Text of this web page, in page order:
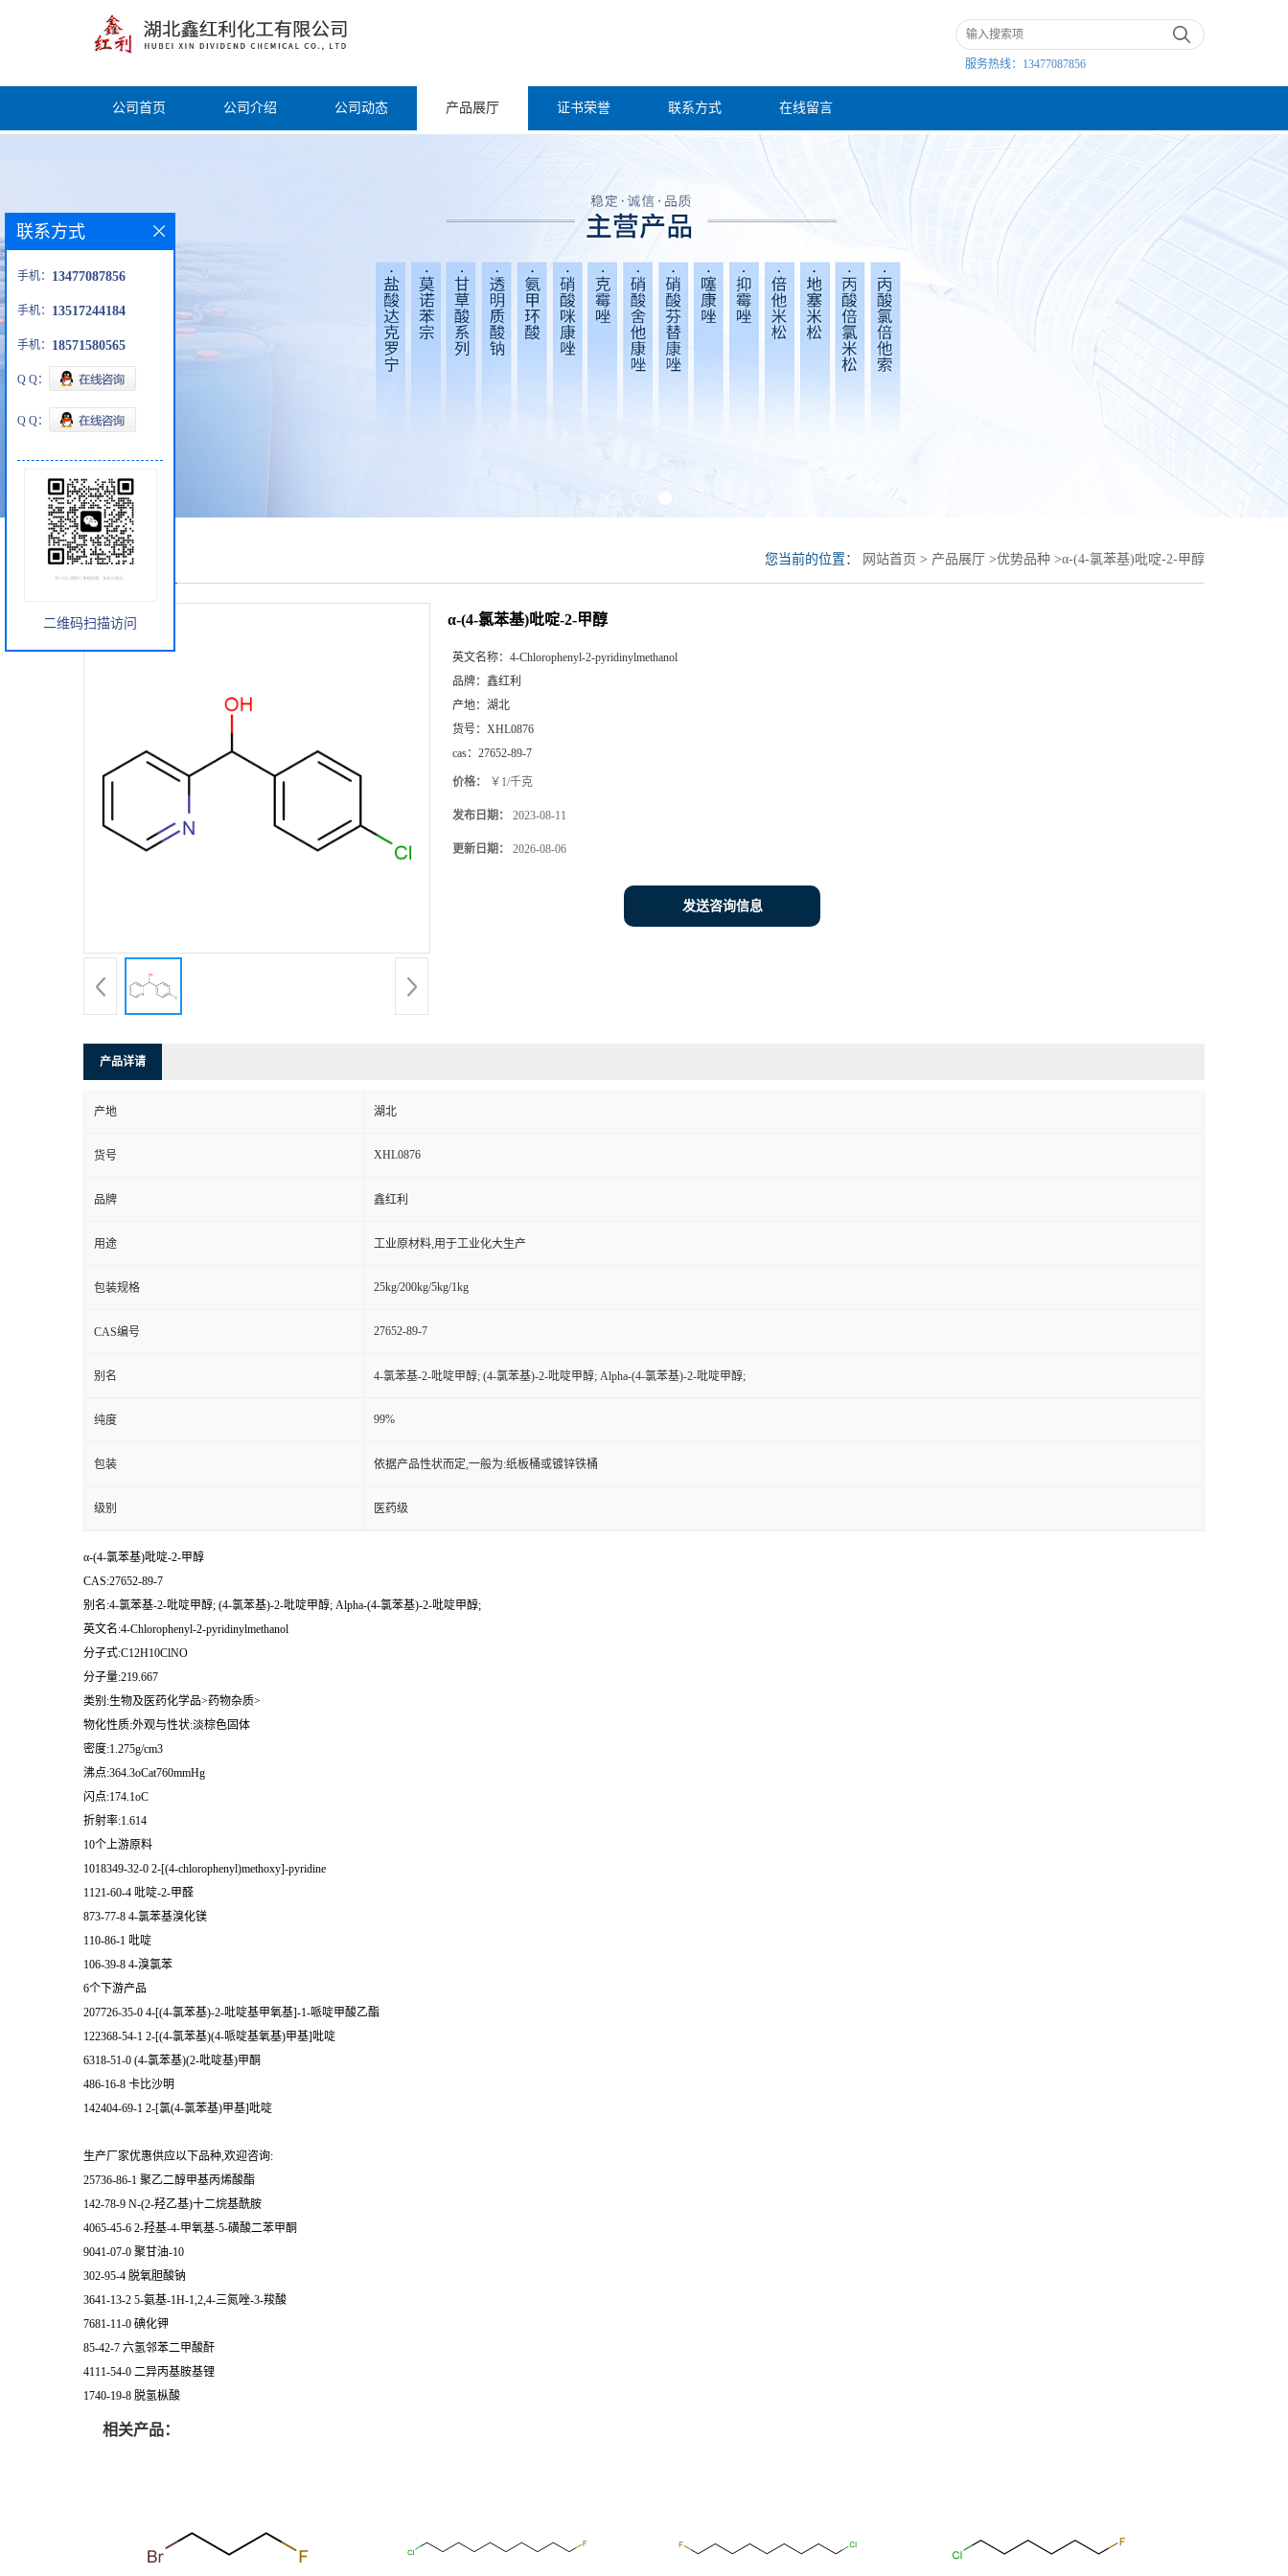
服务热线： 13477087856
公司首页 公司介绍 公司动态 产品展厅 证书荣誉 联系方式 在线留言
产品展厅 您当前的位置： 网站首页 > 产品展厅 >优势品种 >α-(4-氯苯基)吡啶-2-甲醇
α-(4-氯苯基)吡啶-2-甲醇
英文名称： 4-Chlorophenyl-2-pyridinylmethanol
品牌： 鑫红利
产地： 湖北
货号： XHL0876
cas： 27652-89-7
价格： ￥1/千克
发布日期： 2023-08-11
更新日期： 2026-08-06
发送咨询信息
产品详请
产地 湖北
货号 XHL0876
品牌 鑫红利
用途 工业原材料,用于工业化大生产
包装规格 25kg/200kg/5kg/1kg
CAS编号 27652-89-7
别名 4-氯苯基-2-吡啶甲醇; (4-氯苯基)-2-吡啶甲醇; Alpha-(4-氯苯基)-2-吡啶甲醇;
纯度 99%
包装 依据产品性状而定,一般为:纸板桶或镀锌铁桶
级别 医药级
α-(4-氯苯基)吡啶-2-甲醇
CAS:27652-89-7
别名:4-氯苯基-2-吡啶甲醇; (4-氯苯基)-2-吡啶甲醇; Alpha-(4-氯苯基)-2-吡啶甲醇;
英文名:4-Chlorophenyl-2-pyridinylmethanol
分子式:C12H10ClNO
分子量:219.667
类别:生物及医药化学品>药物杂质>
物化性质:外观与性状:淡棕色固体
密度:1.275g/cm3
沸点:364.3oCat760mmHg
闪点:174.1oC
折射率:1.614
10个上游原料
1018349-32-0 2-[(4-chlorophenyl)methoxy]-pyridine
1121-60-4 吡啶-2-甲醛
873-77-8 4-氯苯基溴化镁
110-86-1 吡啶
106-39-8 4-溴氯苯
6个下游产品
207726-35-0 4-[(4-氯苯基)-2-吡啶基甲氧基]-1-哌啶甲酸乙酯
122368-54-1 2-[(4-氯苯基)(4-哌啶基氧基)甲基]吡啶
6318-51-0 (4-氯苯基)(2-吡啶基)甲酮
486-16-8 卡比沙明
142404-69-1 2-[氯(4-氯苯基)甲基]吡啶
生产厂家优惠供应以下品种,欢迎咨询:
25736-86-1 聚乙二醇甲基丙烯酸酯
142-78-9 N-(2-羟乙基)十二烷基酰胺
4065-45-6 2-羟基-4-甲氧基-5-磺酸二苯甲酮
9041-07-0 聚甘油-10
302-95-4 脱氧胆酸钠
3641-13-2 5-氨基-1H-1,2,4-三氮唑-3-羧酸
7681-11-0 碘化钾
85-42-7 六氢邻苯二甲酸酐
4111-54-0 二异丙基胺基锂
1740-19-8 脱氢枞酸
相关产品：
联系方式
手机： 13477087856
手机： 13517244184
手机： 18571580565
Q Q：
Q Q：
二维码扫描访问